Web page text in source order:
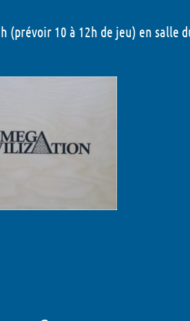
(prévoir 10 à 12h de jeu) en salle